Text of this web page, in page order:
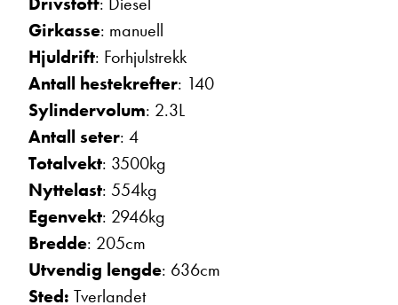
Denne siden er beskyttet av reCAPTCHA og Google
Personvernerklæring
og Vilkår for bruk
Ta kontakt
Girkasse: manuell
Hjuldrift: Forhjulstrekk
Antall hestekrefter: 140
Sylindervolum: 2.3L
Antall seter: 4
Totalvekt: 3500kg
Nyttelast: 554kg
Egenvekt: 2946kg
Bredde: 205cm
Utvendig lengde: 636cm
Sted: Tverlandet